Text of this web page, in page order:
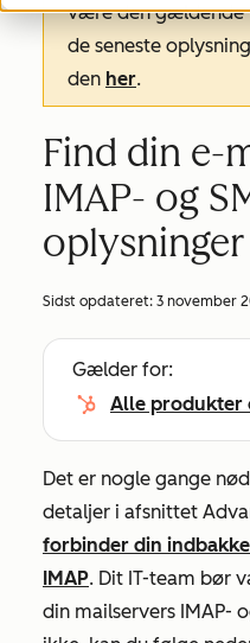
være den gældende
de seneste
den her.
Find din e-
IMAP- og
oplysninger
Sidst opdateret: 3 november
Gælder for:
Alle produkter
Det er nogle gange
detaljer i afsnittet
forbinder din
IMAP. Dit IT-team bør
din mailservers IMAP-